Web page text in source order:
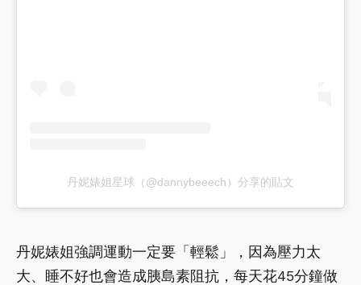
丹妮婊姐星球（@dannybeeech）分享的貼文
丹妮婊姐強調運動一定要「輕鬆」，因為壓力太
大、睡不好也會造成胰島素阻抗，每天花45分鐘做